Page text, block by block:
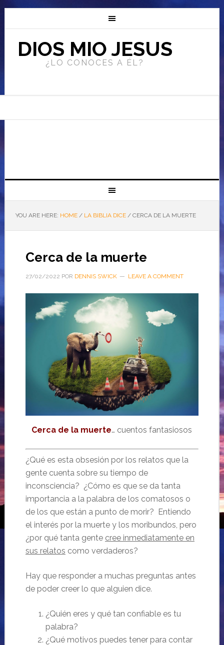
DIOS MIO JESUS
¿LO CONOCES A ÉL?
YOU ARE HERE: HOME / LA BIBLIA DICE /CERCA DE LA MUERTE
Cerca de la muerte
27/02/2022 POR DENNIS SWICK LEAVE A COMMENT
Cerca de la muerte… cuentos fantasiosos
¿Qué es esta obsesión por los relatos que la
gente cuenta sobre su tiempo de
inconsciencia? ¿Cómo es que se da tanta
importancia a la palabra de los comatosos o
de los que están a punto de morir? Entiendo
el interés por la muerte y los moribundos, pero
¿por qué tanta gente cree inmediatamente en
sus relatos como verdaderos?
Hay que responder a muchas preguntas antes
de poder creer lo que alguien dice.
¿Quién eres y qué tan confiable es tu
palabra?
¿Qué motivos puedes tener para contar